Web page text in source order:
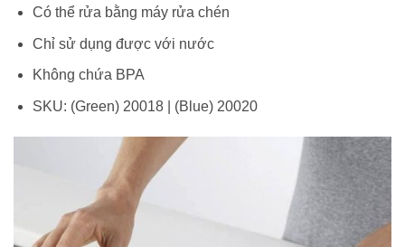
Có thể rửa bằng máy rửa chén
Chỉ sử dụng được với nước
Không chứa BPA
SKU: (Green) 20018 | (Blue) 20020